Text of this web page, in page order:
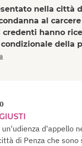
nella città
al
credenti hanno
della
d'appello
di Penza che